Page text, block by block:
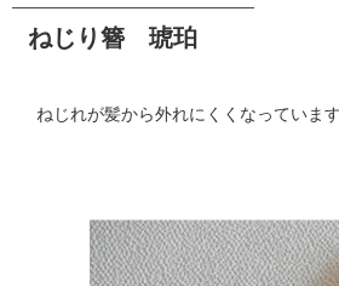
ねじり簪 琥珀
ねじれが髪から外れにくくなっていま